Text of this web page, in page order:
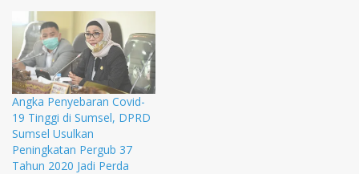
Angka Penyebaran Covid-
19 Tinggi di Sumsel, DPRD
Sumsel Usulkan
Peningkatan Pergub 37
Tahun 2020 Jadi Perda